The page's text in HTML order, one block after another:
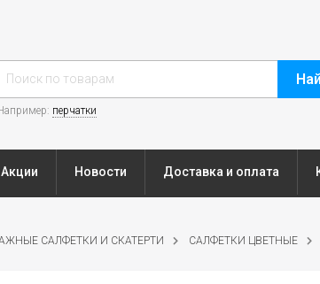
перчатки
Акции Новости Доставка и оплата
САЛФЕТКИ И СКАТЕРТИ САЛФЕТКИ ЦВЕТНЫЕ